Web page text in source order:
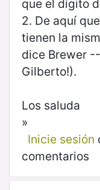
que el dígito
2. De aquí
tienen la
dice Brewer
Gilberto!).
Los saluda
»
Inicie sesión
comentarios